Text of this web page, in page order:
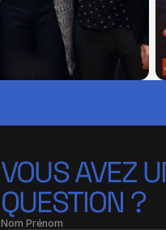
VOUS AVEZ
QUESTION ?
Nom Prénom